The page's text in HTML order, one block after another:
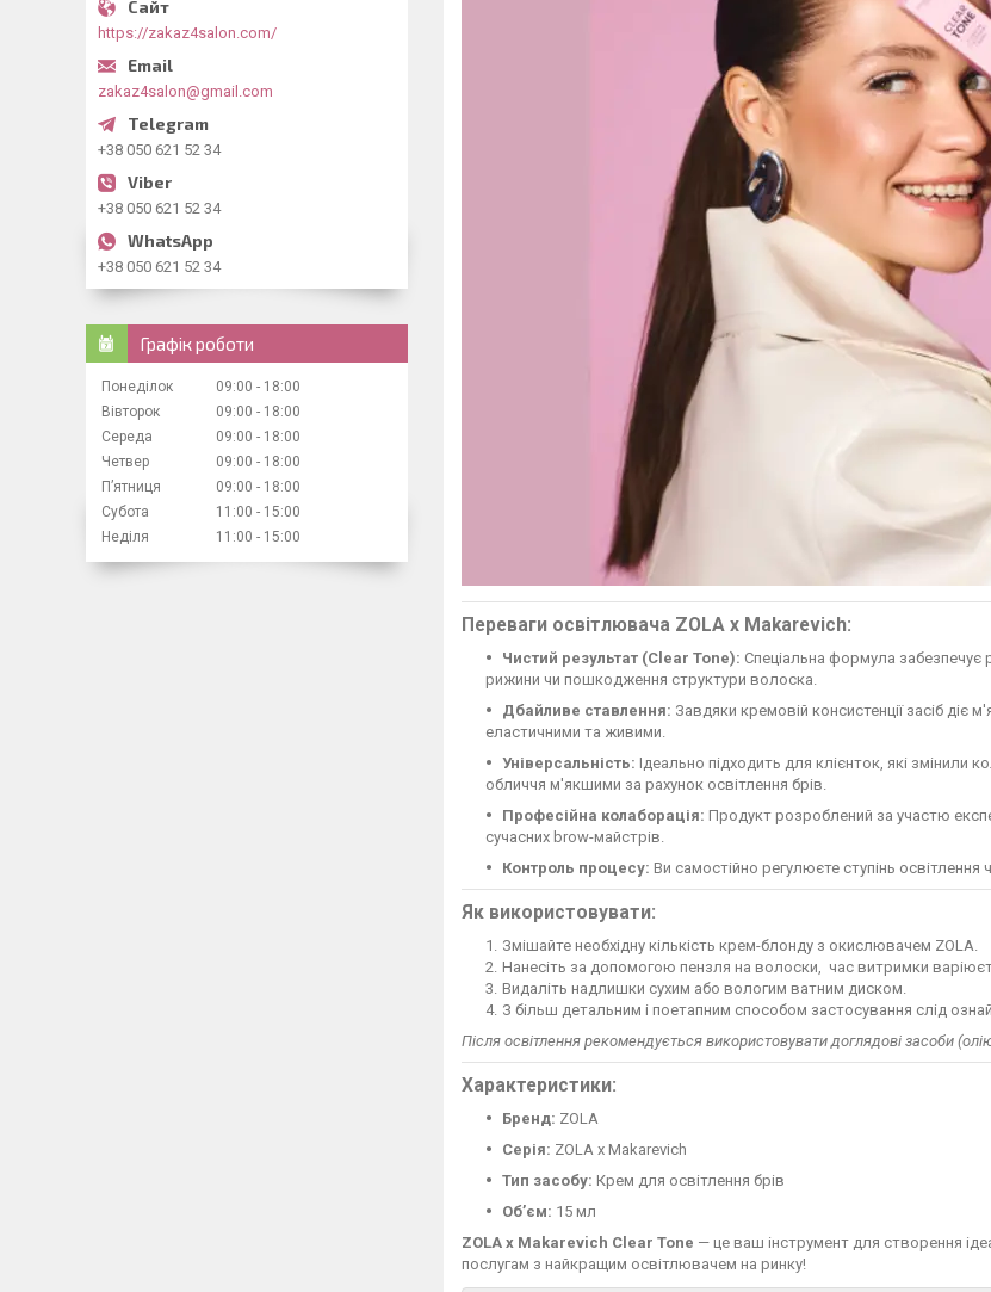
Переваги освітлювача ZOLA x Makarevich:
Чистий результат (Clear Tone): Спеціальна формула забезпечує
рижини чи пошкодження структури волоска.
Дбайливе ставлення: Завдяки кремовій консистенції засіб
еластичними та живими.
Універсальність: Ідеально підходить для клієнток, які змінили
обличчя м'якшими за рахунок освітлення брів.
Професійна колаборація: Продукт розроблений за участю
сучасних brow-майстрів.
Контроль процесу: Ви самостійно регулюєте ступінь
Як використовувати:
Змішайте необхідну кількість крем-блонду з окислювачем ZOLA.
Нанесіть за допомогою пензля на волоски, час витримки
Видаліть надлишки сухим або вологим ватним диском.
З більш детальним і поетапним способом застосування слід
Після освітлення рекомендується використовувати доглядові засоби
Характеристики:
Бренд: ZOLA
Серія: ZOLA x Makarevich
Тип засобу: Крем для освітлення брів
Об’єм: 15 мл
ZOLA x Makarevich Clear Tone — це ваш інструмент для створення
послугам з найкращим освітлювачем на ринку!
https://zakaz4salon.com/
zakaz4salon@gmail.com
+38 050 621 52 34
+38 050 621 52 34
+38 050 621 52 34
Графік роботи
Понеділок 09:00
18:00
Вівторок
09:00
18:00
Середа
09:00
18:00
Четвер
09:00
18:00
Пʼятниця
09:00
18:00
Субота
11:00
15:00
Неділя
11:00 15:00